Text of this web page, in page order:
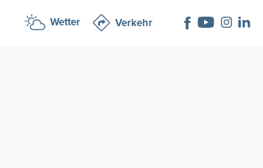
Wetter Verkehr